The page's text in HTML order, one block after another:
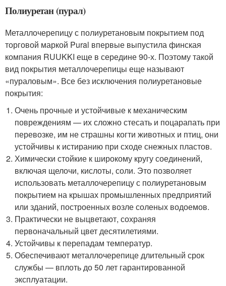
Полиуретан (пурал)
Металлочерепицу с полиуретановым покрытием под
торговой маркой Pural впервые выпустила финская
компания RUUKKI еще в середине 90-х. Поэтому такой
вид покрытия металлочерепицы еще называют
«пураловым». Все без исключения полиуретановые
покрытия:
Очень прочные и устойчивые к механическим
повреждениям — их сложно стесать и поцарапать при
перевозке, им не страшны когти животных и птиц, они
устойчивы к истиранию при сходе снежных пластов.
Химически стойкие к широкому кругу соединений,
включая щелочи, кислоты, соли. Это позволяет
использовать металлочерепицу с полиуретановым
покрытием на крышах промышленных предприятий
или зданий, построенных возле соленых водоемов.
Практически не выцветают, сохраняя
первоначальный цвет десятилетиями.
Устойчивы к перепадам температур.
Обеспечивают металлочерепице длительный срок
службы — вплоть до 50 лет гарантированной
эксплуатации.